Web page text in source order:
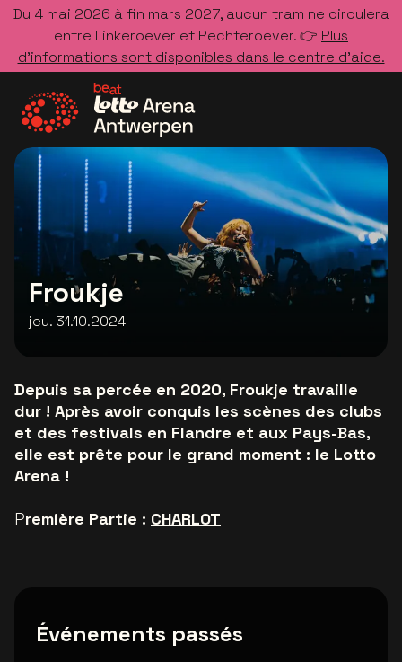
Du 4 mai 2026 à fin mars 2027, aucun tram ne circulera
entre Linkeroever et Rechteroever. 👉 Plus
d’informations sont disponibles dans le centre d’aide.
Allez à la page d'accueil
Froukje
jeu. 31.10.2024
Depuis sa percée en 2020, Froukje travaille
dur ! Après avoir conquis les scènes des clubs
et des festivals en Flandre et aux Pays-Bas,
elle est prête pour le grand moment : le Lotto
Arena !
Première Partie : CHARLOT
Événements passés